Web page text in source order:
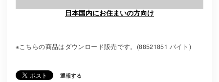
日本国内にお住まいの方向け
※こちらの商品はダウンロード販売です。(88521851 バイト)
通報する